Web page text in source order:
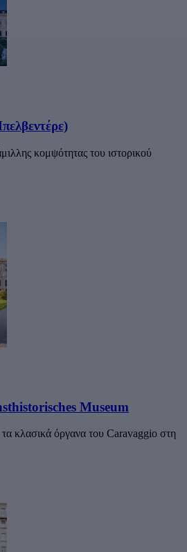
κομψότητας του ιστορικού
Museum
κλασικά όργανα του Caravaggio στη